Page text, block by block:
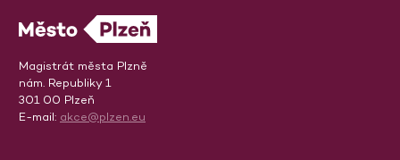
Magistrát města Plzně
nám. Republiky 1
301 00 Plzeň
E-mail: akce@plzen.eu